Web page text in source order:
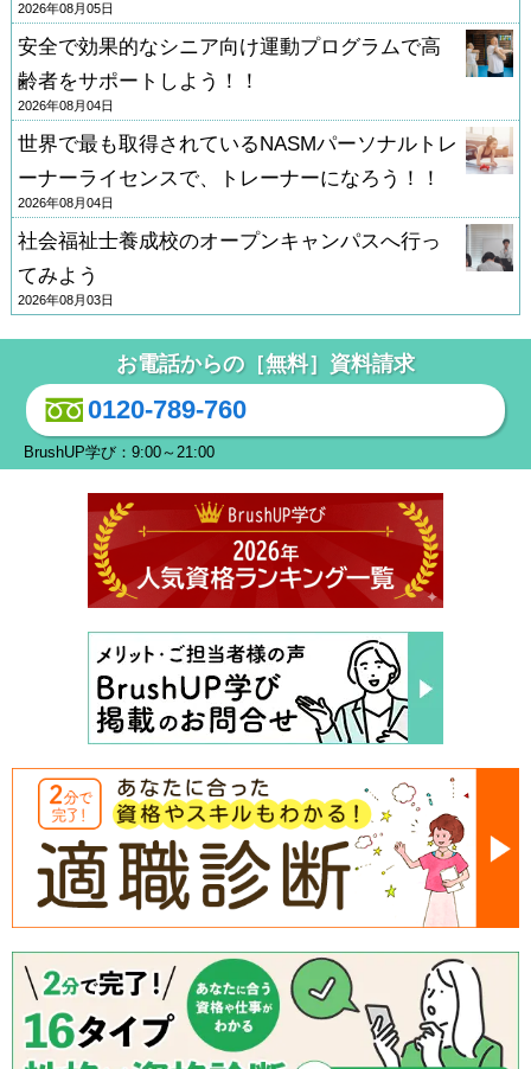
2026年08月05日
安全で効果的なシニア向け運動プログラムで高
齢者をサポートしよう！！
2026年08月04日
世界で最も取得されているNASMパーソナルトレ
ーナーライセンスで、トレーナーになろう！！
2026年08月04日
社会福祉士養成校のオープンキャンパスへ行っ
てみよう
2026年08月03日
お電話からの［無料］資料請求
0120-789-760
BrushUP学び：9:00～21:00